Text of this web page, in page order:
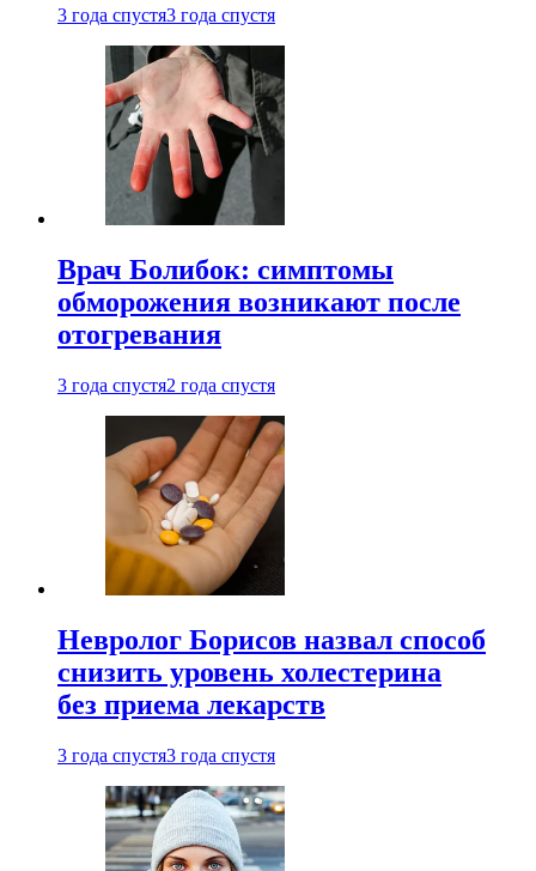
3 года спустя3 года спустя
Врач Болибок: симптомы
обморожения возникают после
отогревания
3 года спустя2 года спустя
Невролог Борисов назвал способ
снизить уровень холестерина
без приема лекарств
3 года спустя3 года спустя